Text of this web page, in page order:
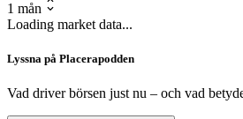
1 mån
Loading market data...
Lyssna på Placerapodden
Vad driver börsen just nu – och vad